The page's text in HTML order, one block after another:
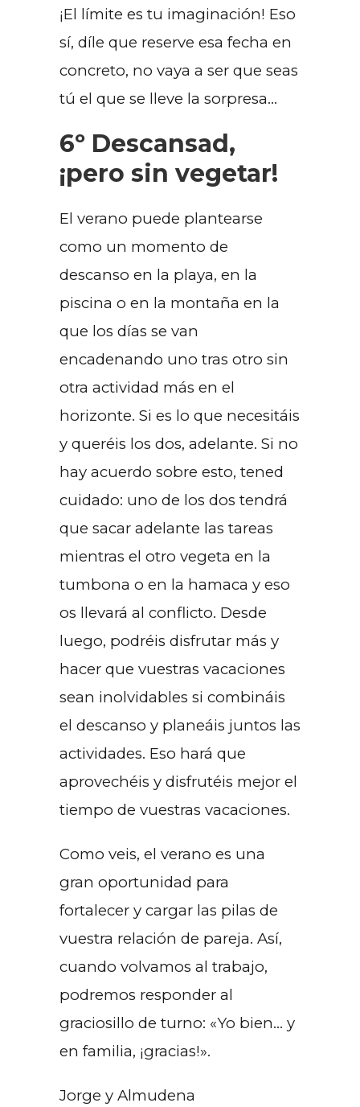
¡El límite es tu imaginación! Eso
sí, díle que reserve esa fecha en
concreto, no vaya a ser que seas
tú el que se lleve la sorpresa…
6º Descansad,
¡pero sin vegetar!
El verano puede plantearse
como un momento de
descanso en la playa, en la
piscina o en la montaña en la
que los días se van
encadenando uno tras otro sin
otra actividad más en el
horizonte. Si es lo que necesitáis
y queréis los dos, adelante. Si no
hay acuerdo sobre esto, tened
cuidado: uno de los dos tendrá
que sacar adelante las tareas
mientras el otro vegeta en la
tumbona o en la hamaca y eso
os llevará al conflicto. Desde
luego, podréis disfrutar más y
hacer que vuestras vacaciones
sean inolvidables si combináis
el descanso y planeáis juntos las
actividades. Eso hará que
aprovechéis y disfrutéis mejor el
tiempo de vuestras vacaciones.
Como veis, el verano es una
gran oportunidad para
fortalecer y cargar las pilas de
vuestra relación de pareja. Así,
cuando volvamos al trabajo,
podremos responder al
graciosillo de turno: «Yo bien… y
en familia, ¡gracias!».
Jorge y Almudena